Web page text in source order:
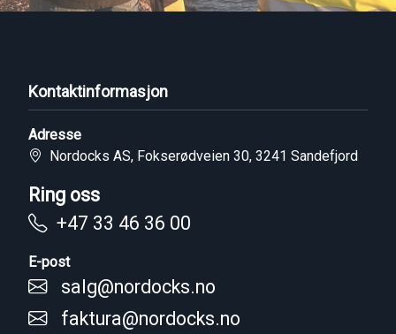
Kontaktinformasjon
Adresse
Nordocks AS, Fokserødveien 30, 3241 Sandefjord
Ring oss
+47 33 46 36 00
E-post
salg@nordocks.no
faktura@nordocks.no